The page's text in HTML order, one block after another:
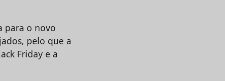
para o novo
pelo que a
Friday e a